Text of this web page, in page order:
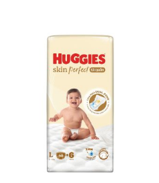
dụng hàng ngày.
hoặc trong ngăn mát tủ lạnh
là lựa chọn lý tưởng để bổ
thể, giúp duy trì sức khỏe
kháng. Với chất lượng đảm
tiện lợi, sản phẩm này xứng
hàng ngày của bạn và gia
đồng hành cùng bạn trên